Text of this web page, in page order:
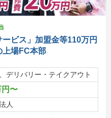
ービス」加盟金等110万円
上場FC本部
デリバリー・テイクアウト
円〜
人